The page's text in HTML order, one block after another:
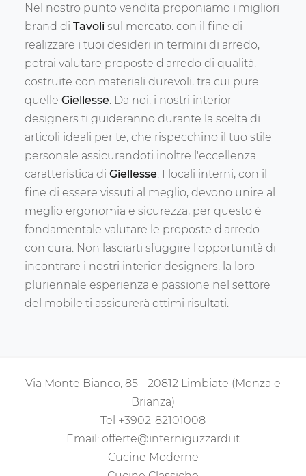
Nel nostro punto vendita proponiamo i migliori
brand di Tavoli sul mercato: con il fine di
realizzare i tuoi desideri in termini di arredo,
potrai valutare proposte d'arredo di qualità,
costruite con materiali durevoli, tra cui pure
quelle Giellesse. Da noi, i nostri interior
designers ti guideranno durante la scelta di
articoli ideali per te, che rispecchino il tuo stile
personale assicurandoti inoltre l'eccellenza
caratteristica di Giellesse. I locali interni, con il
fine di essere vissuti al meglio, devono unire al
meglio ergonomia e sicurezza, per questo è
fondamentale valutare le proposte d'arredo
con cura. Non lasciarti sfuggire l'opportunità di
incontrare i nostri interior designers, la loro
pluriennale esperienza e passione nel settore
del mobile ti assicurerà ottimi risultati.
Via Monte Bianco, 85 - 20812 Limbiate (Monza e
Brianza)
Tel +3902-82101008
Email: offerte@interniguzzardi.it
Cucine Moderne